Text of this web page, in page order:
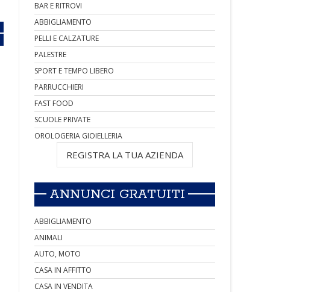
BAR E RITROVI
ABBIGLIAMENTO
PELLI E CALZATURE
PALESTRE
SPORT E TEMPO LIBERO
PARRUCCHIERI
FAST FOOD
SCUOLE PRIVATE
OROLOGERIA GIOIELLERIA
REGISTRA LA TUA AZIENDA
ANNUNCI GRATUITI
ABBIGLIAMENTO
ANIMALI
AUTO, MOTO
CASA IN AFFITTO
CASA IN VENDITA